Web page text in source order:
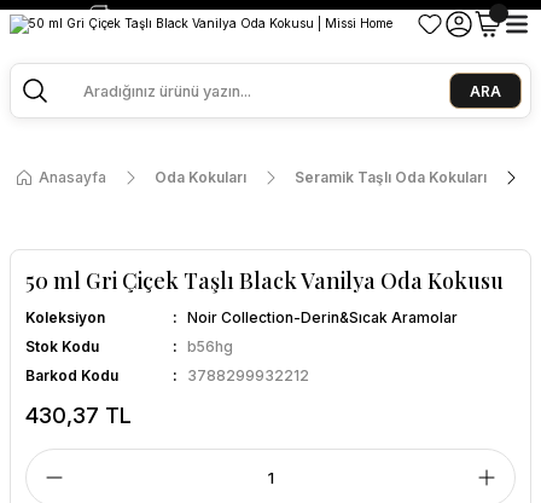
2500 TL ve Üzeri Alışverişlerde Kargo Bedava!
ARA
Anasayfa Oda Kokuları Seramik Taşlı Oda Kokuları
50 ml Gri Çiçek Taşlı Black Vanilya Oda Kokusu
Koleksiyon
Noir Collection-Derin&Sıcak Aramolar
Stok Kodu
b56hg
Barkod Kodu
3788299932212
430,37 TL